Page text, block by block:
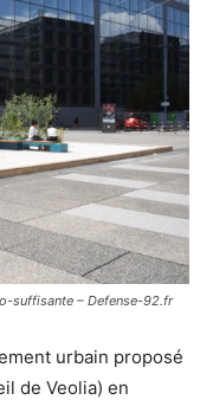
suffisante – Defense-92.fr
urbain proposé
de Veolia) en